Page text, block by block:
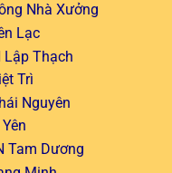
Nhà Xưởng
Lạc
Lập Thạch
Trì
Nguyên
Tam Dương